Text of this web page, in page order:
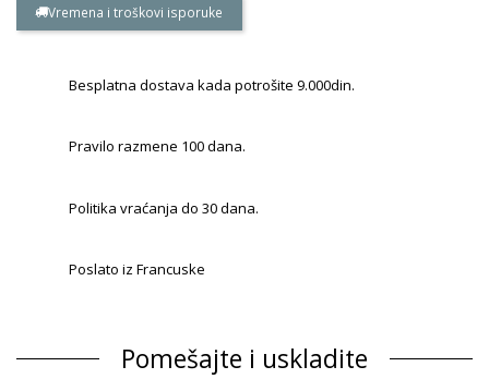
Vremena i troškovi isporuke
Besplatna dostava kada potrošite 9.000din.
Pravilo razmene 100 dana.
Politika vraćanja do 30 dana.
Poslato iz Francuske
Pomešajte i uskladite